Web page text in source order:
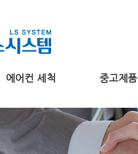
에어컨 세척 중고제품